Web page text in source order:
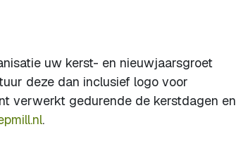
uw kerst- en nieuwjaarsgroet
deze dan inclusief logo voor
verwerkt gedurende de kerstdagen en
.